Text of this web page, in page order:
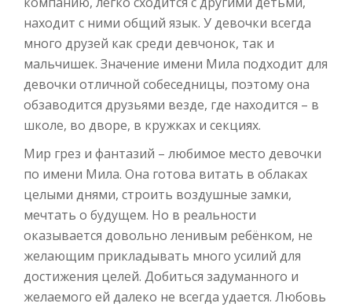
находит с ними общий язык. У девочки всегда
много друзей как среди девчонок, так и
мальчишек. Значение имени Мила подходит для
девочки отличной собеседницы, поэтому она
обзаводится друзьями везде, где находится – в
школе, во дворе, в кружках и секциях.
Мир грез и фантазий – любимое место девочки
по имени Мила. Она готова витать в облаках
целыми днями, строить воздушные замки,
мечтать о будущем. Но в реальности
оказывается довольно ленивым ребёнком, не
желающим прикладывать много усилий для
достижения целей. Добиться задуманного и
желаемого ей далеко не всегда удается. Любовь